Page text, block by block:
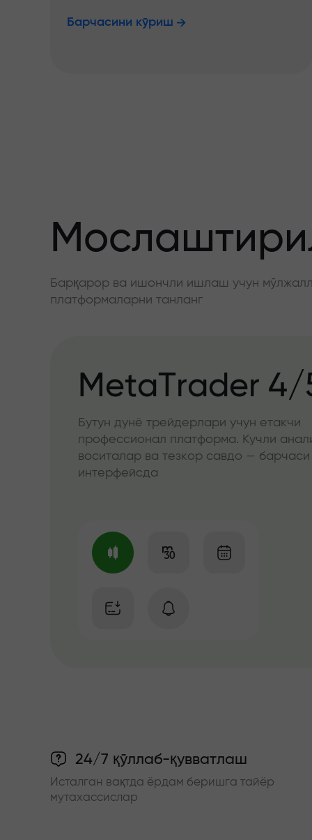
Барчасини кўриш
Барқарор ва ишончли ишлаш учун
платформаларни танланг
MetaTrader 4/
Бутун дунё трейдерлари учун етакчи
профессионал платформа. Кучли
воситалар ва тезкор савдо — барчаси
интерфейсда
24/7 қўллаб-қувватлаш
Исталган вақтда ёрдам беришга тайёр
мутахассислар